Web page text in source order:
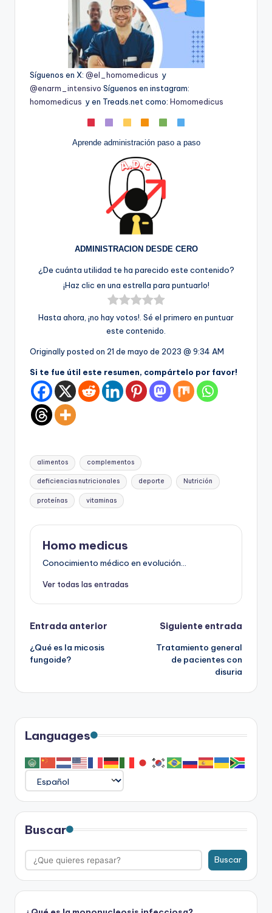
Síguenos en X: @el_homomedicus y
@enarm_intensivo Síguenos en instagram:
homomedicus y en Treads.net como: Homomedicus
Aprende administración paso a paso
ADMINISTRACION DESDE CERO
¿De cuánta utilidad te ha parecido este contenido?
¡Haz clic en una estrella para puntuarlo!
Hasta ahora, ¡no hay votos!. Sé el primero en puntuar
este contenido.
Originally posted on 21 de mayo de 2023 @ 9:34 AM
Si te fue útil este resumen, compártelo por favor!
Etiquetas:
alimentos complementos
deficiencias nutricionales deporte Nutrición
proteínas vitaminas
Homo medicus
Conocimiento médico en evolución...
Ver todas las entradas
Navegación
de
Entrada anterior
¿Qué es la micosis
fungoide?
Siguiente entrada
Tratamiento general
de pacientes con
disuria
Languages
Buscar
Buscar